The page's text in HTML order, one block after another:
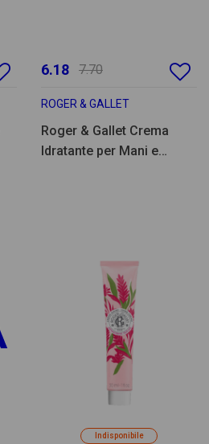
6.18 7.70
ROGER & GALLET
Roger & Gallet Crema
Idratante per Mani e
Indisponibile